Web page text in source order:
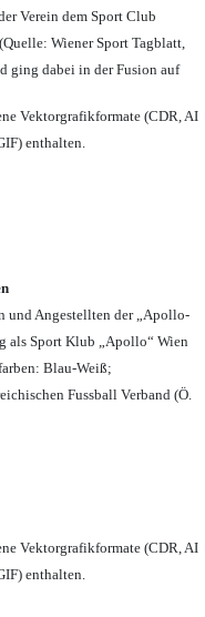
Verein dem Sport Club
Wiener Sport Tagblatt,
ging dabei in der Fusion auf
Vektorgrafikformate (CDR, AI
enthalten.
und Angestellten der „Apollo-
als Sport Klub „Apollo“ Wien
Blau-Weiß;
Fussball Verband (Ö.
Vektorgrafikformate (CDR, AI
enthalten.